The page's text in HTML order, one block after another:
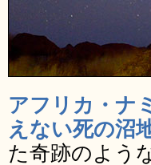
アフリカ・ナ
えない死の沼
た奇跡のよう